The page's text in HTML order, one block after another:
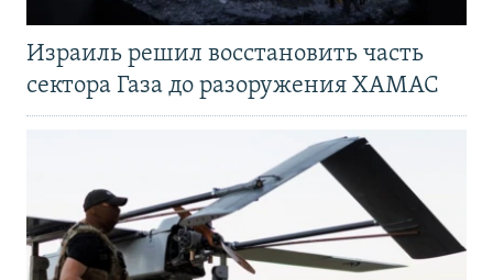
Израиль решил восстановить часть
сектора Газа до разоружения ХАМАС